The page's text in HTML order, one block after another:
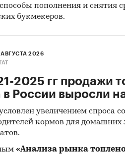
пополнения и снятия
букмекеров.
АВГУСТА 2026
2025 гг продажи
России выросли
увеличением спроса
кормов для
«Анализа рынка